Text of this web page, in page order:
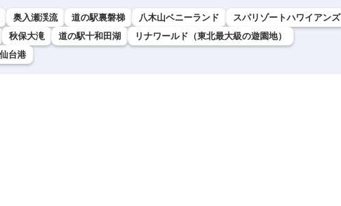
奥入瀬渓流 道の駅裏磐梯 八木山ベニーランド
スパリゾートハワイアンズ
秋保大滝 道の駅十和田湖
リナワールド（東北最大級の遊園地）
台港